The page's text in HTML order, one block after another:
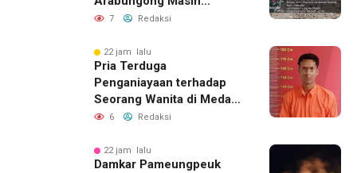
Menunggu Bantuan
7 Redaksi
22 jam lalu
Pria Terduga
Penganiayaan terhadap
Seorang Wanita di Medan
Ditangkap Polisi
6 Redaksi
22 jam lalu
Damkar Pameungpeuk